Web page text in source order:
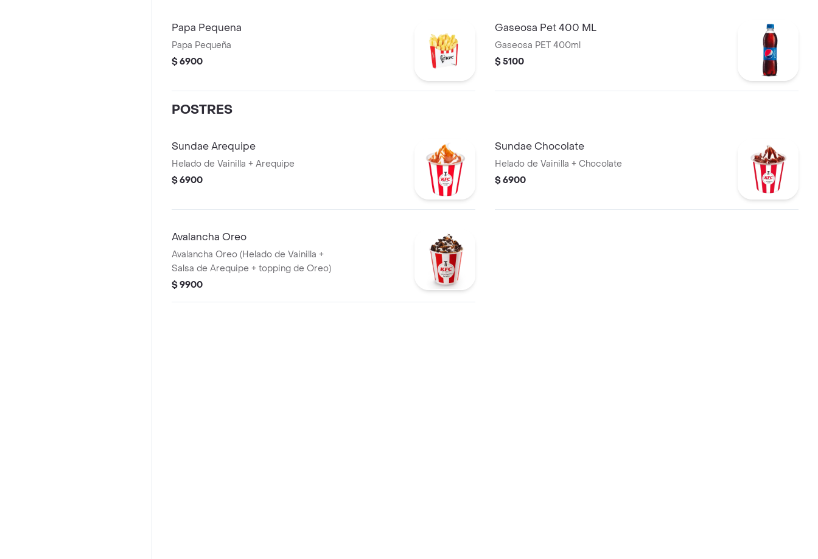
Papa Pequena
Papa Pequeña
$ 6900
Gaseosa Pet 400 ML
Gaseosa PET 400ml
$ 5100
POSTRES
Sundae Arequipe
Helado de Vainilla + Arequipe
$ 6900
Sundae Chocolate
Helado de Vainilla + Chocolate
$ 6900
Avalancha Oreo
Avalancha Oreo (Helado de Vainilla +
Salsa de Arequipe + topping de Oreo)
$ 9900